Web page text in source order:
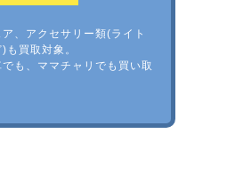
、アクセサリー類(ライト
も買取対象。
も、ママチャリでも買い取